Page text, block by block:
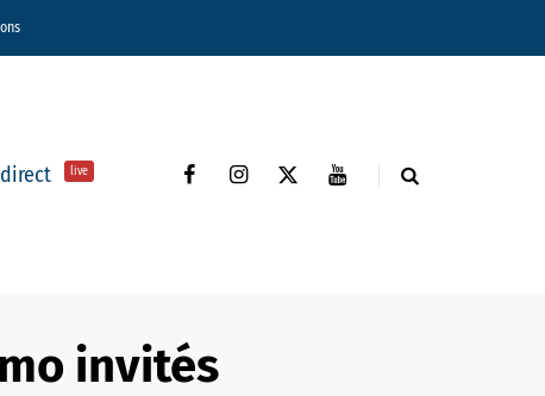
live
invités